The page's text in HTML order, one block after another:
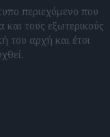
περιεχόμενο που
τους εξωτερικούς
του αρχή και έτσι